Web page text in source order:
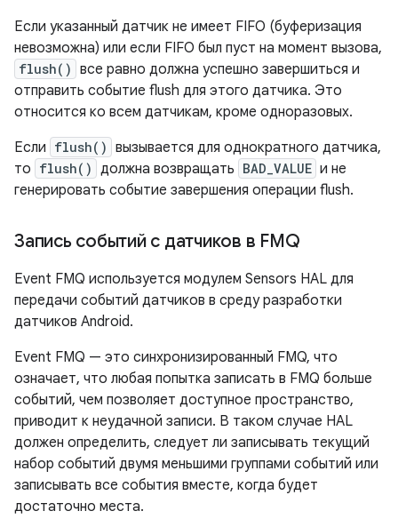
Если указанный датчик не имеет FIFO (буферизация
невозможна) или если FIFO был пуст на момент вызова,
flush() все равно должна успешно завершиться и
отправить событие flush для этого датчика. Это
относится ко всем датчикам, кроме одноразовых.
Если flush() вызывается для однократного датчика,
то flush() должна возвращать BAD_VALUE и не
генерировать событие завершения операции flush.
Запись событий с датчиков в FMQ
Event FMQ используется модулем Sensors HAL для
передачи событий датчиков в среду разработки
датчиков Android.
Event FMQ — это синхронизированный FMQ, что
означает, что любая попытка записать в FMQ больше
событий, чем позволяет доступное пространство,
приводит к неудачной записи. В таком случае HAL
должен определить, следует ли записывать текущий
набор событий двумя меньшими группами событий или
записывать все события вместе, когда будет
достаточно места.